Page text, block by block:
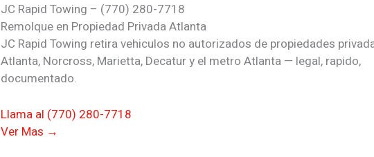
JC Rapid Towing – (770) 280-7718
Remolque en Propiedad PrivadaAtlanta
JC Rapid Towing retira vehiculos no autorizados de propiedades
Atlanta, Norcross, Marietta, Decatur y el metro Atlanta — legal, rapido,
documentado.
Llama al (770) 280-7718
Ver Mas →